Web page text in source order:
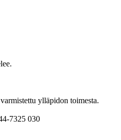
ylläpidon toimesta.
7325 030